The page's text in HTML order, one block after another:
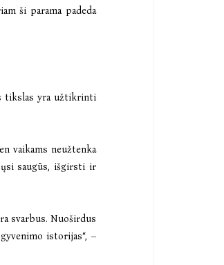
ši parama padeda
tikslas yra užtikrinti
vaikams neužtenka
saugūs, išgirsti ir
svarbus. Nuoširdus
istorijas“, –